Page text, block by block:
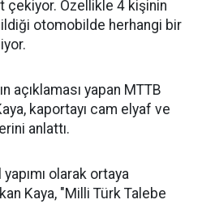
çekiyor. Özellikle 4 kişinin
otomobilde herhangi bir
açıklaması yapan MTTB
kaportayı cam elyaf ve
anlattı.
olarak ortaya
Kaya, "Milli Türk Talebe